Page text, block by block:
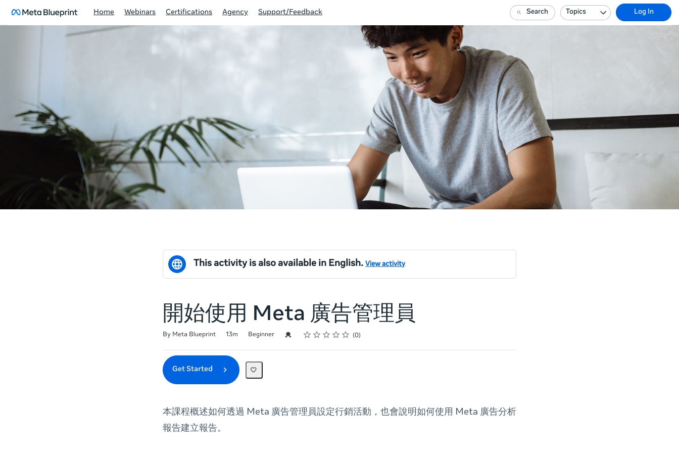
Home Webinars Certifications Agency Support/Feedback Search Topics Log In
This activity is also available in English. View activity
開始使用 Meta 廣告管理員
By Meta Blueprint 13m Beginner Credential For Completion
Rating
1 star
2 stars
3 stars
4 stars
5 stars 0
Get Started
本課程概述如何透過 Meta 廣告管理員設定行銷活動，也會說明如何使用 Meta 廣告分析
報告建立報告。